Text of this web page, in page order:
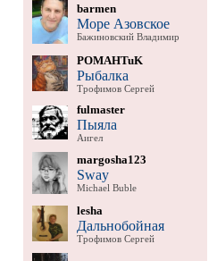
barmen
Море Азовское
Бажиновский Владимир
POMAHTuK
Рыбалка
Трофимов Сергей
fulmaster
Пыяла
Аигел
margosha123
Sway
Michael Buble
lesha
Дальнобойная
Трофимов Сергей